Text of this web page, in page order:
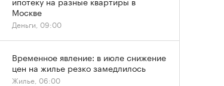
Москве
Деньги, 09:00
Временное явление: в июле снижение
цен на жилье резко замедлилось
Жилье, 06:00